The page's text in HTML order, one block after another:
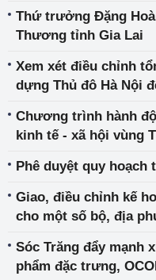
Thứ trưởng Đặng
Thương tỉnh Gia Lai
Xem xét điều chỉnh
dựng Thủ đô Hà Nội
Chương trình hành
kinh tế - xã hội vùng
Phê duyệt quy hoạch
Giao, điều chỉnh kế
cho một số bộ, địa
Sóc Trăng đẩy mạnh
phẩm đặc trưng,